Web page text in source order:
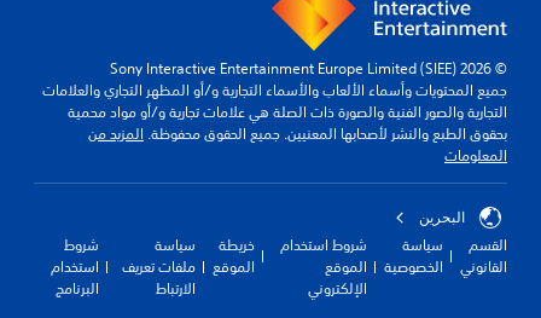
© 2026 Sony Interactive Entertainment Europe Limited (SIEE)
جميع المحتويات وأسماء الألعاب والأسماء التجارية و/أو المظهر التجاري والعلامات
التجارية والصور الفنية والصورة ذات الصلة هي علامات تجارية و/أو مواد محمية
بحقوق الطبع والنشر لأصحابها المعنيين. جميع الحقوق محفوظة. المزيد من
المعلومات
البحرين
القسم
القانوني
سياسة
الخصوصية
شروط استخدام
الموقع
الإلكتروني
خريطة
الموقع
سياسة
ملفات تعريف
الارتباط
شروط
استخدام
البرنامج